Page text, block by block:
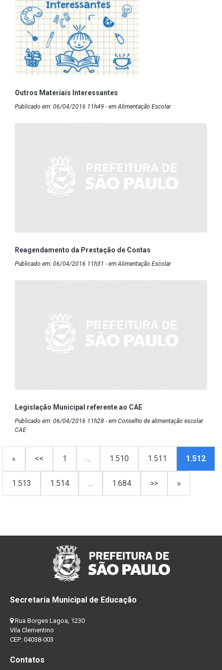
Outros Materiais Interessantes
Publicado em: 06/04/2016 11h49 - em Alimentação Escolar
Reagendamento da Prestação de Contas
Publicado em: 06/04/2016 11h31 - em Alimentação Escolar
Legislação Municipal referente ao CAE
Publicado em: 06/04/2016 11h28 - em Conselho de alimentação escolar
CAE
« << 1 … 1.510 1.511 1.512
1.513 1.514 … 1.684 >> »
Secretaria Municipal de Educação
Rua Borges Lagoa, 1230
Vila Clementino
CEP: 04038-003
Contatos